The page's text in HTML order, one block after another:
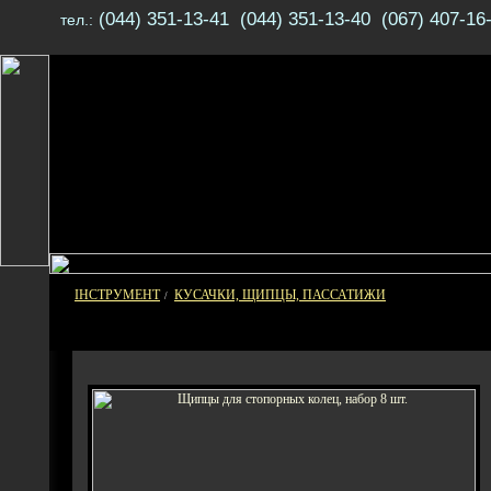
тел.: (044) 351-13-41 (044) 351-13-40 (067) 407-
ІНСТРУМЕНТ / КУСАЧКИ, ЩИПЦЫ, ПАССАТИЖИ